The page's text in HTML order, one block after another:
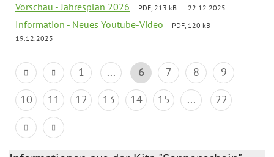
Vorschau - Jahresplan 2026 PDF, 213 kB 22.12.2025
Information - Neues Youtube-Video
PDF, 120 kB
19.12.2025
1 ... 6 7 8
9
10
11 12 13 14 15 ... 22